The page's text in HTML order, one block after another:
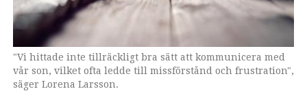
"Vi hittade inte tillräckligt bra sätt att kommunicera med
vår son, vilket ofta ledde till missförstånd och frustration",
säger Lorena Larsson.